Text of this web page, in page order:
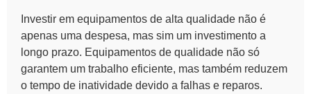
Investir em equipamentos de alta qualidade não é
apenas uma despesa, mas sim um investimento a
longo prazo. Equipamentos de qualidade não só
garantem um trabalho eficiente, mas também reduzem
o tempo de inatividade devido a falhas e reparos.